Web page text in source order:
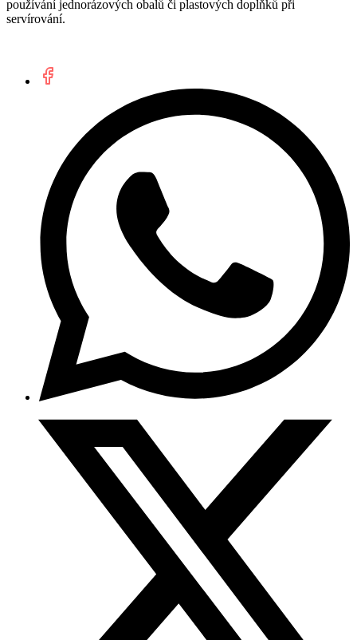
používání jednorázových obalů či plastových doplňků při
servírování.